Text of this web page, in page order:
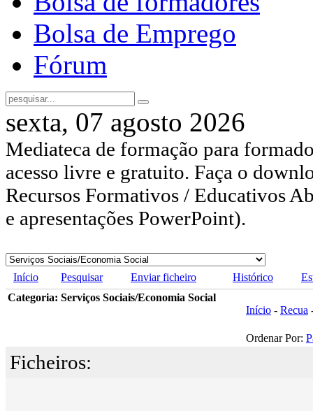
Bolsa de Emprego
Fórum
sexta, 07 agosto 2026
Mediateca de formação para
acesso livre e gratuito. Faça o
Recursos Formativos / Educativos
e apresentações PowerPoint).
Início Pesquisar Enviar ficheiro Histórico
Categoria: Serviços Sociais/Economia Social
Início - Recua
Ordenar Por:
Ficheiros: